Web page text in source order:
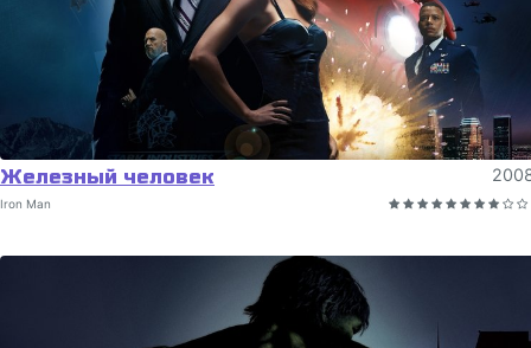
Железный человек
Iron Man